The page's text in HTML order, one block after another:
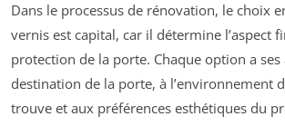
Dans le processus de rénovation, le choix
vernis est capital, car il détermine l’aspect
protection de la porte. Chaque option a ses
destination de la porte, à l’environnement
trouve et aux préférences esthétiques du